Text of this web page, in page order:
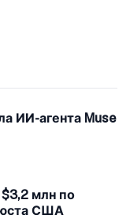
ИИ-агента Muse
млн по
США